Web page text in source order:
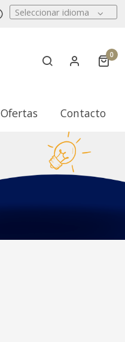
Seleccionar idioma
0
Ofertas Contacto